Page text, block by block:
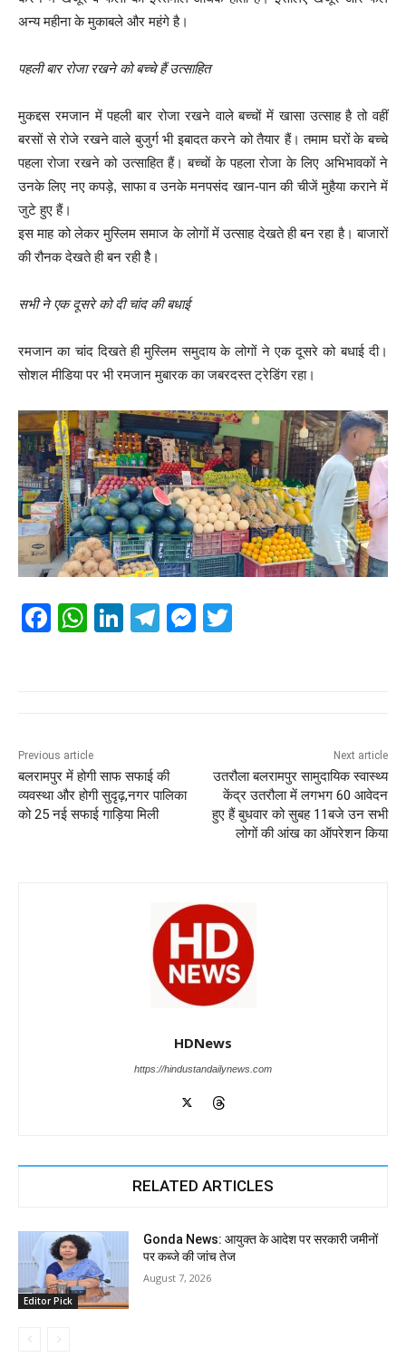
अन्य महीना के मुकाबले और महंगे है।
पहली बार रोजा रखने को बच्चे हैं उत्साहित
मुकद्दस रमजान में पहली बार रोजा रखने वाले बच्चों में खासा उत्साह है तो वहीं
बरसों से रोजे रखने वाले बुजुर्ग भी इबादत करने को तैयार हैं। तमाम घरों के बच्चे
पहला रोजा रखने को उत्साहित हैं। बच्चों के पहला रोजा के लिए अभिभावकों ने
उनके लिए नए कपड़े, साफा व उनके मनपसंद खान-पान की चीजें मुहैया कराने में
जुटे हुए हैं।
इस माह को लेकर मुस्लिम समाज के लाेगों में उत्साह देखते ही बन रहा है। बाजारों
की रौनक देखते ही बन रही हैै।
सभी ने एक दूसरे को दी चांद की बधाई
रमजान का चांद दिखते ही मुस्लिम समुदाय के लोगों ने एक दूसरे को बधाई दी।
सोशल मीडिया पर भी रमजान मुबारक का जबरदस्त ट्रेडिंग रहा।
F
o
o
k
W
p
p
Li
T
m
M
er
Previous article
बलरामपुर में होगी साफ सफाई की
व्यवस्था और होगी सुदृढ़,नगर पालिका
को 25 नई सफाई गाड़िया मिली
Next article
उतरौला बलरामपुर सामुदायिक स्वास्थ्य
केंद्र उतरौला में लगभग 60 आवेदन
हुए हैं बुधवार को सुबह 11बजे उन सभी
लोगों की आंख का ऑपरेशन किया
HDNews
https://hindustandailynews.com
RELATED ARTICLES
Editor Pick
Gonda News: आयुक्त के आदेश पर सरकारी जमीनों
पर कब्जे की जांच तेज
August 7, 2026